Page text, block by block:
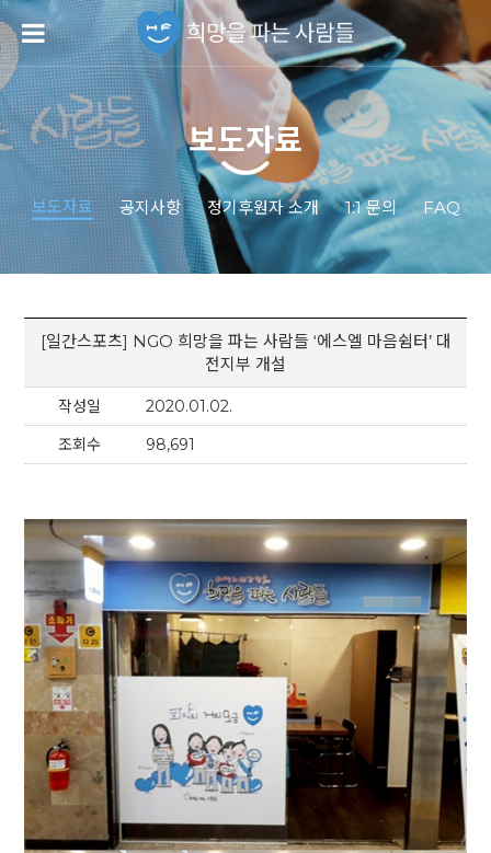
보도자료
보도자료 공지사항 정기후원자 소개 1:1 문의 FAQ
[일간스포츠] NGO 희망을 파는 사람들 ‘에스엘 마음쉼터’ 대
전지부 개설
작성일
2020.01.02.
조회수
98,691